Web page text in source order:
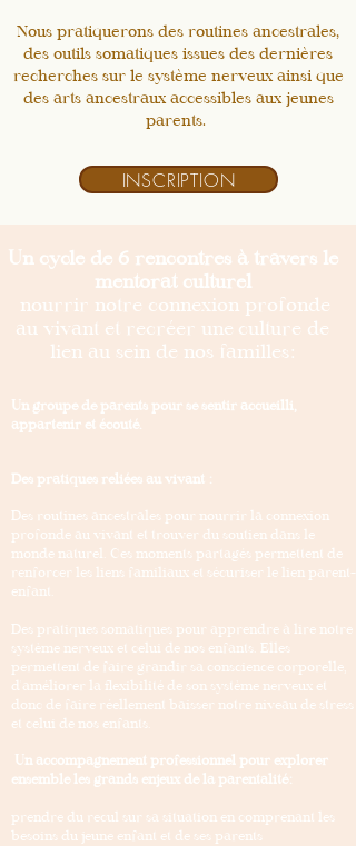
Nous pratiquerons des routines ancestrales,
des outils somatiques issues des dernières
recherches sur le système nerveux ainsi que
des arts ancestraux accessibles aux jeunes
parents.
INSCRIPTION
Un cycle de 6 rencontres à travers le
mentorat culturel
nourrir notre connexion profonde
au vivant et recréer une culture de
lien au sein de nos familles:
Un groupe de parents pour se sentir accueilli,
appartenir et écouté.
Des pratiques reliées au vivant :
Des routines ancestrales pour nourrir la connexion
profonde au vivant et trouver du soutien dans le
monde naturel. Ces moments partagés permettent de
renforcer les liens familiaux et sécuriser le lien parent-
enfant.
Des pratiques somatiques pour apprendre à lire notre
système nerveux et celui de nos enfants. Elles
permettent de faire grandir sa conscience corporelle,
d'améliorer la flexibilité de son système nerveux et
donc de faire réellement baisser notre niveau de stress
et celui de nos enfants.
Un accompagnement professionnel pour explorer
ensemble les grands enjeux de la parentalité:
prendre du recul sur sa situation en comprenant les
besoins du jeune enfant et de ses parents